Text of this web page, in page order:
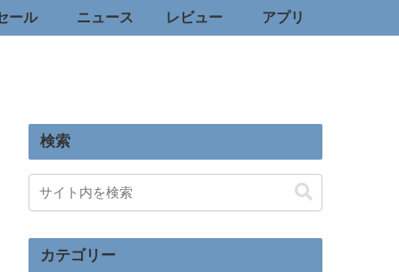
ール ニュース レビュー アプリ
検索
カテゴリー